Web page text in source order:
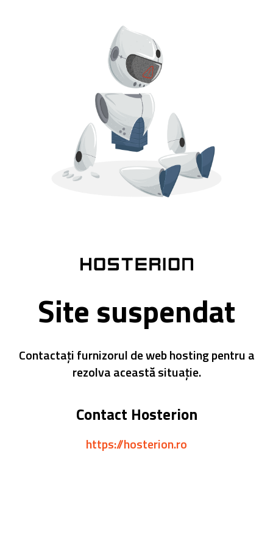
Site suspendat
Contactați furnizorul de web hosting pentru a
rezolva această situație.
Contact Hosterion
https://hosterion.ro